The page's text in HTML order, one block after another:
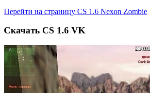
Перейти на страницу CS 1.6 Nexon Zombie
Cкачать CS 1.6 VK